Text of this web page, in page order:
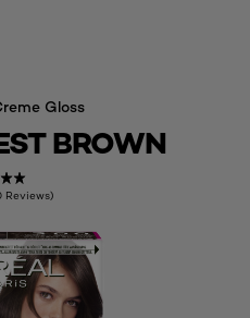
Gloss
BROWN
Reviews)